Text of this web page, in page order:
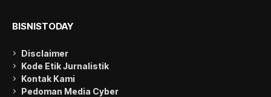
BISNISTODAY
Disclaimer
Kode Etik Jurnalistik
Kontak Kami
Pedoman Media Cyber